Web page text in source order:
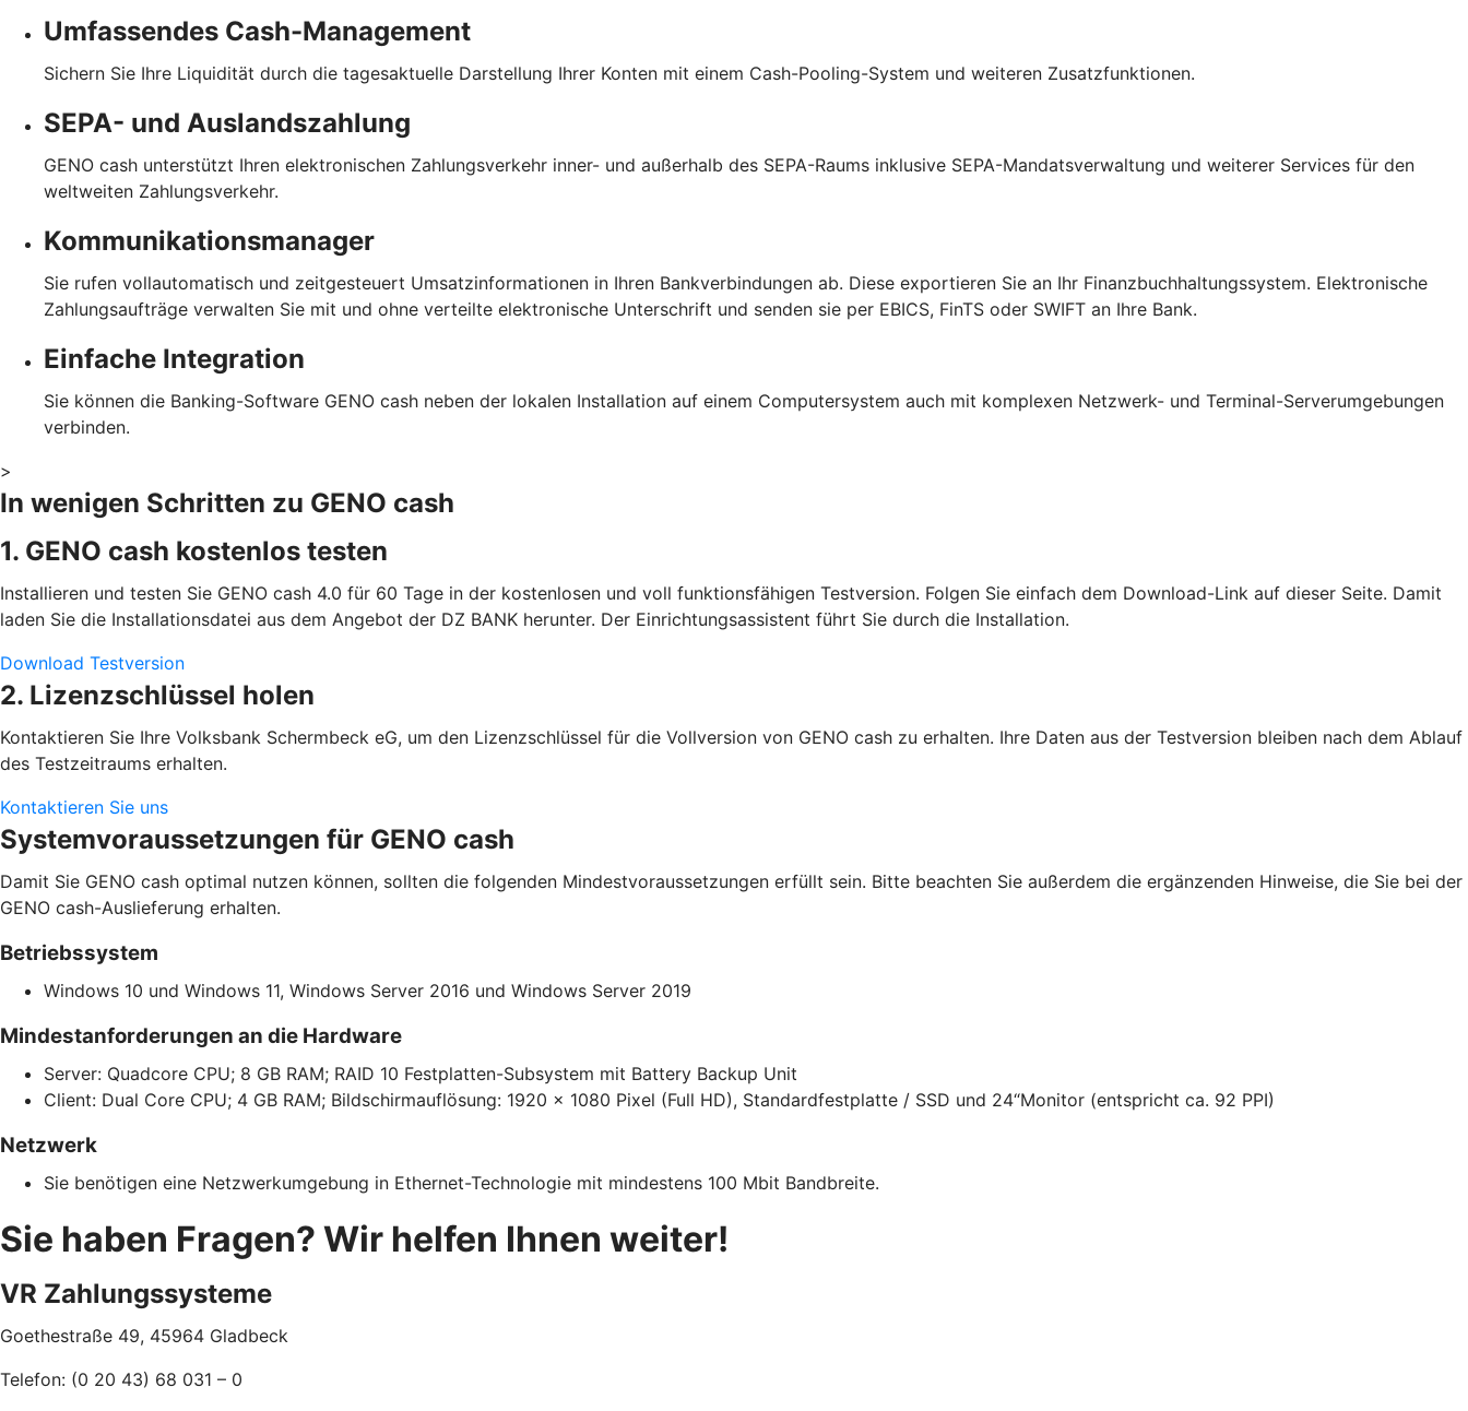
Umfassendes Cash-Management
Sichern Sie Ihre Liquidität durch die tagesaktuelle Darstellung Ihrer Konten mit einem Cash-Pooling-System und weiteren Zusatzfunktionen.
SEPA- und Auslandszahlung
GENO cash unterstützt Ihren elektronischen Zahlungsverkehr inner- und außerhalb des SEPA-Raums inklusive SEPA-Mandatsverwaltung und weiterer Services für den
weltweiten Zahlungsverkehr.
Kommunikationsmanager
Sie rufen vollautomatisch und zeitgesteuert Umsatzinformationen in Ihren Bankverbindungen ab. Diese exportieren Sie an Ihr Finanzbuchhaltungssystem. Elektronische
Zahlungsaufträge verwalten Sie mit und ohne verteilte elektronische Unterschrift und senden sie per EBICS, FinTS oder SWIFT an Ihre Bank.
Einfache Integration
Sie können die Banking-Software GENO cash neben der lokalen Installation auf einem Computersystem auch mit komplexen Netzwerk- und Terminal-Serverumgebungen
verbinden.
>
In wenigen Schritten zu GENO cash
1. GENO cash kostenlos testen
Installieren und testen Sie GENO cash 4.0 für 60 Tage in der kostenlosen und voll funktionsfähigen Testversion. Folgen Sie einfach dem Download-Link auf dieser Seite. Damit
laden Sie die Installationsdatei aus dem Angebot der DZ BANK herunter. Der Einrichtungsassistent führt Sie durch die Installation.
Download Testversion
2. Lizenzschlüssel holen
Kontaktieren Sie Ihre Volksbank Schermbeck eG, um den Lizenzschlüssel für die Vollversion von GENO cash zu erhalten. Ihre Daten aus der Testversion bleiben nach dem Ablauf
des Testzeitraums erhalten.
Kontaktieren Sie uns
Systemvoraussetzungen für GENO cash
Damit Sie GENO cash optimal nutzen können, sollten die folgenden Mindestvoraussetzungen erfüllt sein. Bitte beachten Sie außerdem die ergänzenden Hinweise, die Sie bei der
GENO cash-Auslieferung erhalten.
Betriebssystem
Windows 10 und Windows 11, Windows Server 2016 und Windows Server 2019
Mindestanforderungen an die Hardware
Server: Quadcore CPU; 8 GB RAM; RAID 10 Festplatten-Subsystem mit Battery Backup Unit
Client: Dual Core CPU; 4 GB RAM; Bildschirmauflösung: 1920 x 1080 Pixel (Full HD), Standardfestplatte / SSD und 24“Monitor (entspricht ca. 92 PPI)
Netzwerk
Sie benötigen eine Netzwerkumgebung in Ethernet-Technologie mit mindestens 100 Mbit Bandbreite.
Sie haben Fragen? Wir helfen Ihnen weiter!
VR Zahlungssysteme
Goethestraße 49, 45964 Gladbeck
Telefon: (0 20 43) 68 031 – 0